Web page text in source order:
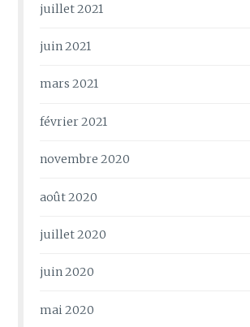
juillet 2021
juin 2021
mars 2021
février 2021
novembre 2020
août 2020
juillet 2020
juin 2020
mai 2020